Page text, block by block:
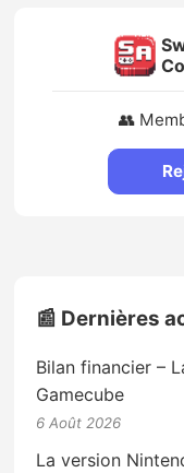
👥
📰 Dernières
Bilan financier –
Gamecube
6 Août 2026
La version